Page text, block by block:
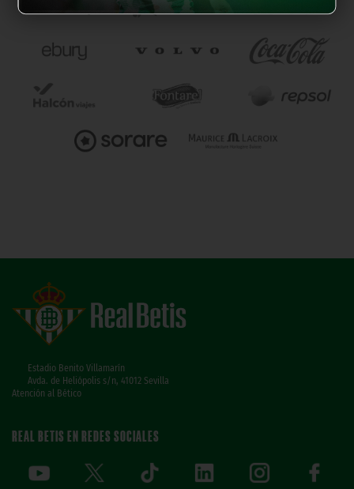
Estadio Benito Villamarín
Avda. de Heliópolis s/n, 41012 Sevilla
Atención al Bético
REAL BETIS EN REDES SOCIALES